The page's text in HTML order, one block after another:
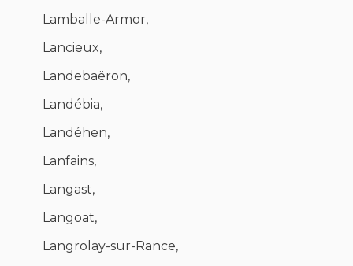
Lamballe-Armor,
Lancieux,
Landebaëron,
Landébia,
Landéhen,
Lanfains,
Langast,
Langoat,
Langrolay-sur-Rance,